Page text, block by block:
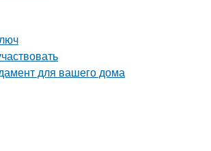
для вашего дома